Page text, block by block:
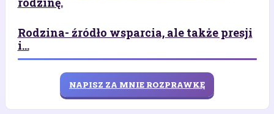
Rodzina- źródło wsparcia, ale także presji
i...
NAPISZ ZA MNIE ROZPRAWKĘ